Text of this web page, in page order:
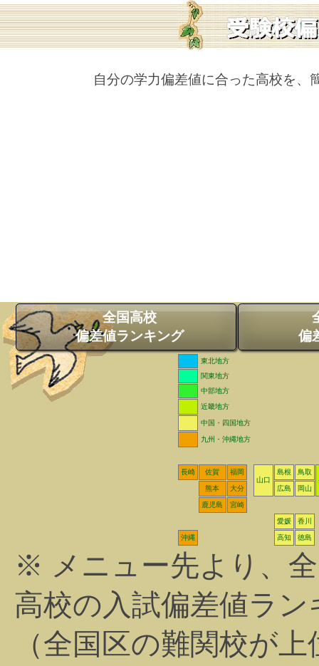
自分の学力偏差値に合った高校を、
全国高校
偏差値ランキング
偏
東北地方
関東地方
中部地方
近畿地方
中国・四国地方
九州・沖縄地方
長崎 佐賀
福岡
山口
島根
鳥取
熊本
大分 広島 岡山
鹿児島 宮崎
愛媛 香川
沖縄 高知 徳島
※ メニュー先より、
高校の入試偏差値ラ
（全国区の難関校が